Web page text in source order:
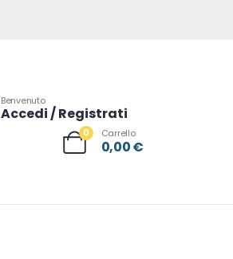
Benvenuto
Accedi / Registrati
0 Carrello
0,00€